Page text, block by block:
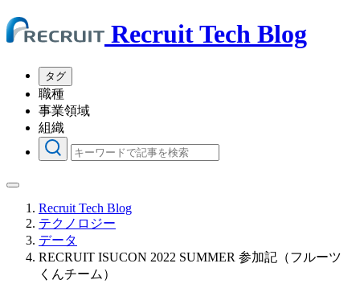
Recruit Tech Blog
タグ
職種
事業領域
組織
Recruit Tech Blog
テクノロジー
データ
RECRUIT ISUCON 2022 SUMMER 参加記（フルーツ
くんチーム）